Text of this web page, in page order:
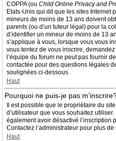
COPPA (ou Child Online Privacy and
Etats-Unis qui dit que les sites Internet
mineurs de moins de 13 ans doivent
parents (ou d’un tuteur légal) pour la
d’identifier un mineur de moins de 13
s’applique à vous, lorsque vous vous
vous tentez de vous inscrire,
l’équipe du forum ne peut pas fournir
contactée pour des questions légales
soulignées ci-dessous.
Haut
Pourquoi ne puis-je pas
Il est possible que le propriétaire du
d’utilisateur que vous souhaitez
également avoir désactivé l’inscription
Contactez l’administrateur pour plus
Haut